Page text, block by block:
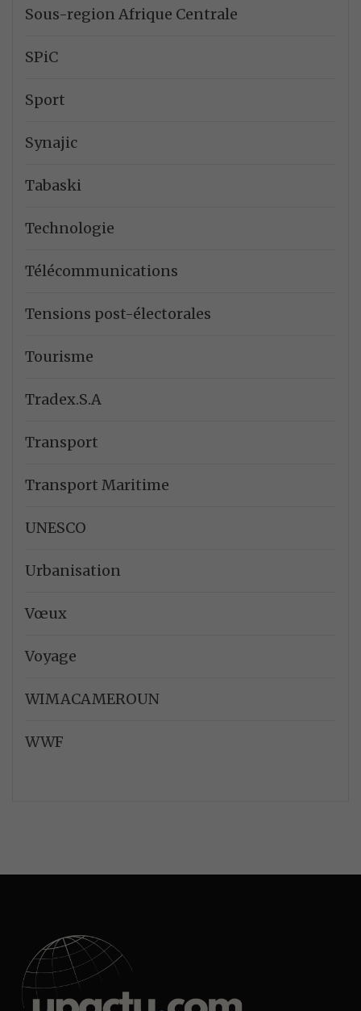
Sous-region Afrique Centrale
SPiC
Sport
Synajic
Tabaski
Technologie
Télécommunications
Tensions post-électorales
Tourisme
Tradex.S.A
Transport
Transport Maritime
UNESCO
Urbanisation
Vœux
Voyage
WIMACAMEROUN
WWF